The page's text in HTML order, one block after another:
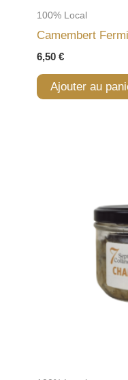
100% Local
Camembert
6,50 €
Ajouter au